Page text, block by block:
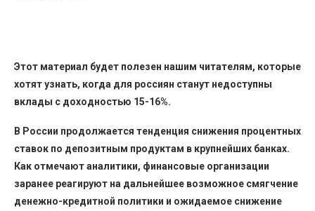
Этот материал будет полезен нашим читателям, которые
хотят узнать, когда для россиян станут недоступны
вклады с доходностью 15-16%.
В России продолжается тенденция снижения процентных
ставок по депозитным продуктам в крупнейших банках.
Как отмечают аналитики, финансовые организации
заранее реагируют на дальнейшее возможное смягчение
денежно-кредитной политики и ожидаемое снижение